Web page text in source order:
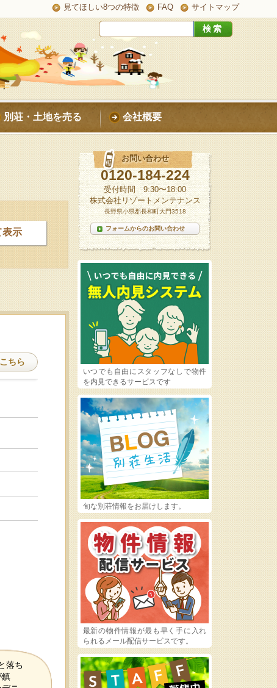
見てほしい8つの特徴 FAQ サイトマップ
別荘・土地を売る 会社概要
表示
ちら
落ち
鎮
お問い合わせ
0120-184-224
受付時間 9:30〜18:00
株式会社リゾートメンテナンス
長野県小県郡長和町大門3518
フォームからのお問い合わせ
いつでも自由にスタッフなしで物件
を内見できるサービスです
旬な別荘情報をお届けします。
最新の物件情報が最も早く手に入れ
られるメール配信サービスです。